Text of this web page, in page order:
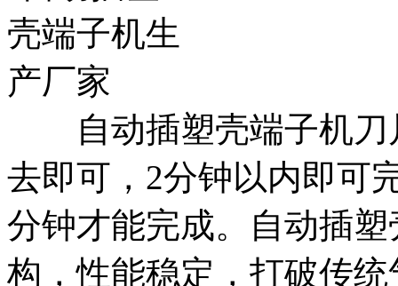
自动插塑壳端子机刀
去即可，2分钟以内即可
分钟才能完成。自动插
构，性能稳定，打破传